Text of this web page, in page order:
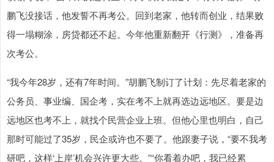
鹏飞没接话，他发誓不再考公。回到老家，他转而创业，结果败
得一塌糊涂，房贷都还不起。今年他重新翻开《行测》，准备再
次考公。
“我今年28岁，还有7年时间。”胡鹏飞制订了计划：先尽着老家的
公务员、事业编、国企考，实在考不上就再选边远地区。要是边
远地区也考不上，就找个民营企业上班。但他心里也明白，自己
那时可能过了35岁，民企或许也不要了。他跟妻子说，“要不我考
研吧，这样‘上岸’机会兴许更大些。”“你看着办吧，我已经累